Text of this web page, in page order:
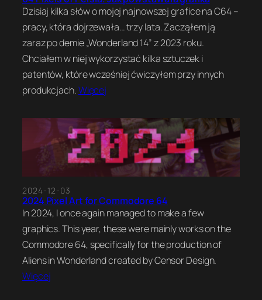
Dzisiaj kilka słów o mojej najnowszej grafice na C64 –
pracy, która dojrzewała… trzy lata. Zacząłem ją
zaraz po demie „Wonderland 14” z 2023 roku.
Chciałem w niej wykorzystać kilka sztuczek i
patentów, które wcześniej ćwiczyłem przy innych
produkcjach.Więcej
2024-12-03
2024 Pixel Art for Commodore 64
In 2024, I once again managed to make a few
graphics. This year, these were mainly works on the
Commodore 64, specifically for the production of
Aliens in Wonderland created by Censor Design.
Więcej